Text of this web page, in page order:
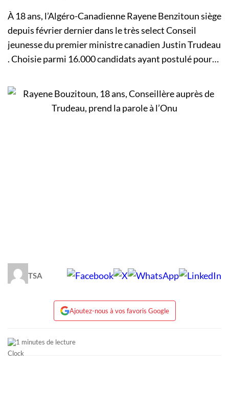
À 18 ans, l’Algéro-Canadienne Rayene Benzitoun siège
depuis février dernier dans le très select Conseil
jeunesse du premier ministre canadien Justin Trudeau
. Choisie parmi 16.000 candidats ayant postulé pour…
TSA
Ajoutez-nous à vos favoris Google
1 minutes de lecture